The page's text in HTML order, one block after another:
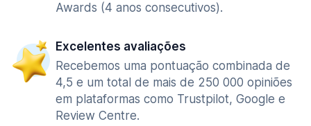
Awards (4 anos consecutivos).
Excelentes avaliações
Recebemos uma pontuação combinada de
4,5 e um total de mais de 250 000 opiniões
em plataformas como Trustpilot, Google e
Review Centre.